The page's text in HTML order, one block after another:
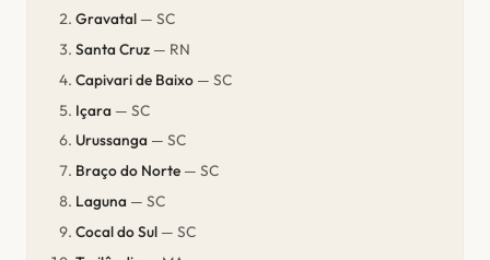
Gravatal — SC
Santa Cruz — RN
Capivari de Baixo — SC
Içara — SC
Urussanga — SC
Braço do Norte — SC
Laguna — SC
Cocal do Sul — SC